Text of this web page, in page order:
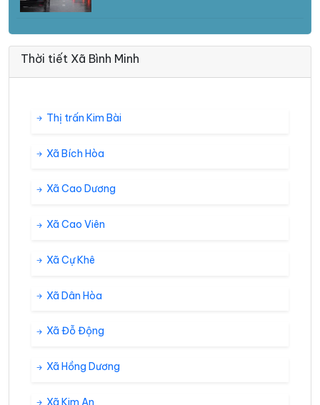
Thời tiết Xã Bình Minh
Thị trấn Kim Bài
Xã Bích Hòa
Xã Cao Dương
Xã Cao Viên
Xã Cự Khê
Xã Dân Hòa
Xã Đỗ Động
Xã Hồng Dương
Xã Kim An